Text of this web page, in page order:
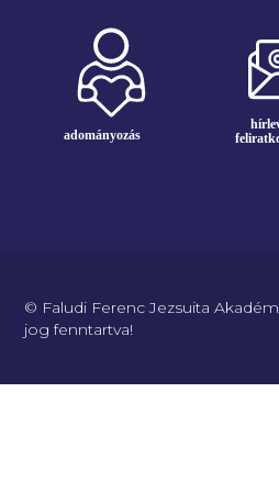
© Faludi Ferenc Jezsuita
jog fenntartva!